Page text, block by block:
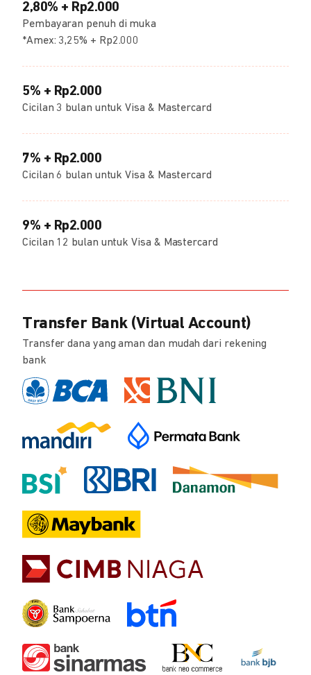
2,80% + Rp2.000
Pembayaran penuh di muka
*Amex: 3,25% + Rp2.000
5% + Rp2.000
Cicilan 3 bulan untuk Visa & Mastercard
7% + Rp2.000
Cicilan 6 bulan untuk Visa & Mastercard
9% + Rp2.000
Cicilan 12 bulan untuk Visa & Mastercard
Transfer Bank (Virtual Account)
Transfer dana yang aman dan mudah dari rekening
bank